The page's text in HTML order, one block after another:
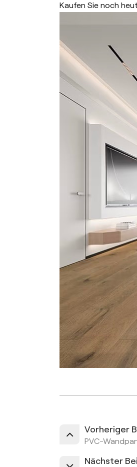
Kaufen Sie noch
Vorheriger
PVC-
Nächster